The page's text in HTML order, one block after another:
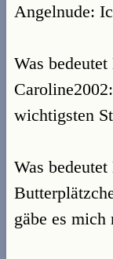
Angelnude:
Was
wichtigsten
Was
gäbe es mich